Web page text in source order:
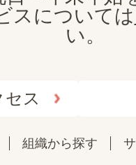
スについては
い。
ス
組織から探す